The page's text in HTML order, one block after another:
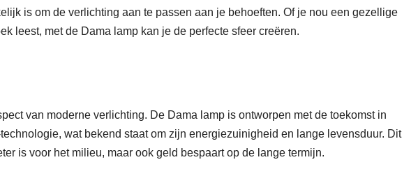
is om de verlichting aan te passen aan je behoeften. Of je nou een gezellige
leest, met de Dama lamp kan je de perfecte sfeer creëren.
van moderne verlichting. De Dama lamp is ontworpen met de toekomst in
wat bekend staat om zijn energiezuinigheid en lange levensduur. Dit
is voor het milieu, maar ook geld bespaart op de lange termijn.